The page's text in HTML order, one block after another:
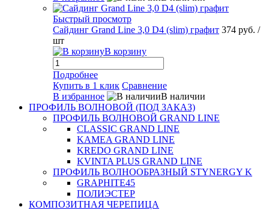
Быстрый просмотр
Сайдинг Grand Line 3,0 D4 (slim) графит 374 руб. /
шт
В корзину
Подробнее
Купить в 1 клик Сравнение
В избранное
В наличии
ПРОФИЛЬ ВОЛНОВОЙ (ПОД ЗАКАЗ)
ПРОФИЛЬ ВОЛНОВОЙ GRAND LINE
CLASSIC GRAND LINE
KAMEA GRAND LINE
KREDO GRAND LINE
KVINTA PLUS GRAND LINE
ПРОФИЛЬ ВОЛНООБРАЗНЫЙ STYNERGY K
GRAPHITE45
ПОЛИЭСТЕР
КОМПОЗИТНАЯ ЧЕРЕПИЦА